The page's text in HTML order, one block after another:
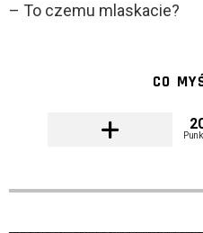
– To czemu mlaskacie?
CO